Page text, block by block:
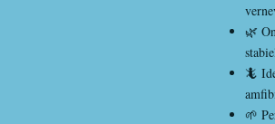
🌿
🦎
🌱